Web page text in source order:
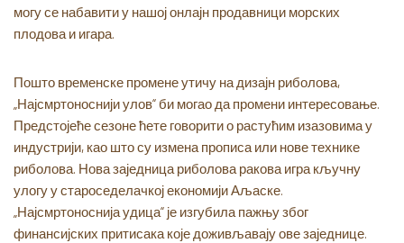
могу се набавити у нашој онлајн продавници морских
плодова и игара.
Пошто временске промене утичу на дизајн риболова,
„Најсмртоноснији улов“ би могао да промени интересовање.
Предстојеће сезоне ћете говорити о растућим изазовима у
индустрији, као што су измена прописа или нове технике
риболова. Нова заједница риболова ракова игра кључну
улогу у староседелачкој економији Аљаске.
„Најсмртоноснија удица“ је изгубила пажњу због
финансијских притисака које доживљавају ове заједнице.